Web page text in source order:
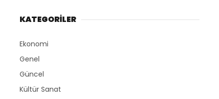
KATEGORİLER
Ekonomi
Genel
Güncel
Kültür Sanat